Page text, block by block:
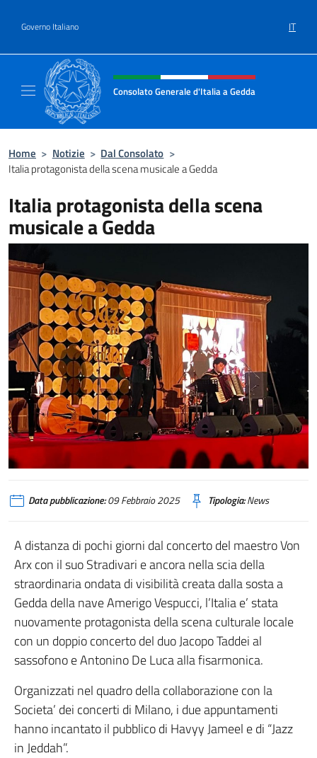
Governo Italiano IT
Intestazione sito, social e menù
Consolato Generale d'Italia a Gedda
Home > Notizie > Dal Consolato >
Italia protagonista della scena musicale a Gedda
Italia protagonista della scena
musicale a Gedda
Data pubblicazione:09 Febbraio 2025 Tipologia:News
A distanza di pochi giorni dal concerto del maestro Von
Arx con il suo Stradivari e ancora nella scia della
straordinaria ondata di visibilità creata dalla sosta a
Gedda della nave Amerigo Vespucci, l’Italia e’ stata
nuovamente protagonista della scena culturale locale
con un doppio concerto del duo Jacopo Taddei al
sassofono e Antonino De Luca alla fisarmonica.
Organizzati nel quadro della collaborazione con la
Societa’ dei concerti di Milano, i due appuntamenti
hanno incantato il pubblico di Havyy Jameel e di “Jazz
in Jeddah”.